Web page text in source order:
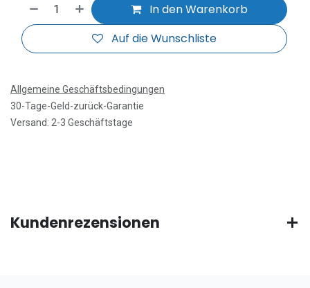
In den Warenkorb
Auf die Wunschliste
Allgemeine Geschäftsbedingungen
30-Tage-Geld-zurück-Garantie
Versand: 2-3 Geschäftstage
Kundenrezensionen